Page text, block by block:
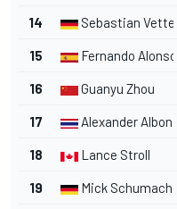
14 Sebastian Vettel
15 Fernando Alonso
16 Guanyu Zhou
17 Alexander Albon
18 Lance Stroll
19 Mick Schumacher